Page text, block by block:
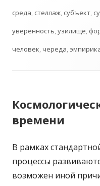
среда, стеллаж, субъект,
уверенность,узилище,
человек,череда,
времени
В рамках
процессы
возможен иной